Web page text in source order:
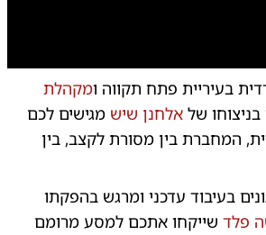
בעיריית פתח תקווה ומקהלת
בניצוחו של אלחנן שיש מגישים לכם
המחברת בין מסורת לקצב, בין
בעיבוד עדכני ומרגש בהפקתו
פלד שייקחו אתכם למסע מרומם